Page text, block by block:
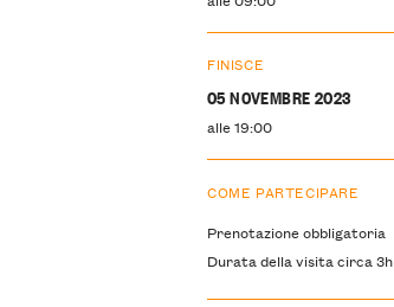
FINISCE
05 NOVEMBRE 2023
alle 19:00
COME PARTECIPARE
Prenotazione obbligatoria
Durata della visita circa 3h